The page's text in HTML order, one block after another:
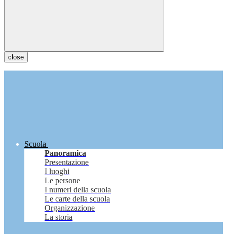
close
Scuola
Panoramica
Presentazione
I luoghi
Le persone
I numeri della scuola
Le carte della scuola
Organizzazione
La storia